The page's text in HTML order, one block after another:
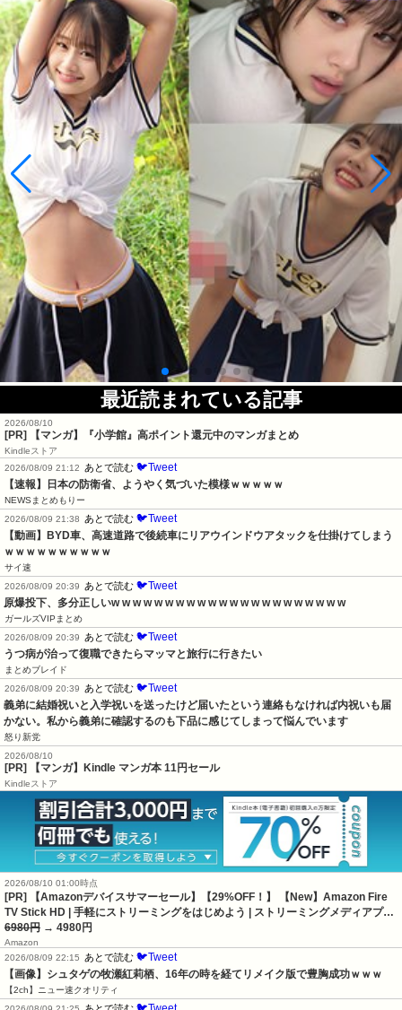
最近読まれている記事
2026/08/10
[PR] 【マンガ】『小学館』高ポイント還元中のマンガまとめ
Kindleストア
2026/08/09 21:12 あとで読む 🐦Tweet
【速報】日本の防衛省、ようやく気づいた模様ｗｗｗｗｗ
NEWSまとめもりー
2026/08/09 21:38 あとで読む 🐦Tweet
【動画】BYD車、高速道路で後続車にリアウインドウアタックを仕掛けてしまう
ｗｗｗｗｗｗｗｗｗｗ
サイ速
2026/08/09 20:39 あとで読む 🐦Tweet
原爆投下、多分正しいw w w w w w w w w w w w w w w w w w w w w w
ガールズVIPまとめ
2026/08/09 20:39 あとで読む 🐦Tweet
うつ病が治って復職できたらマッマと旅行に行きたい
まとめブレイド
2026/08/09 20:39 あとで読む 🐦Tweet
義弟に結婚祝いと入学祝いを送ったけど届いたという連絡もなければ内祝いも届
かない。私から義弟に確認するのも下品に感じてしまって悩んでいます
怒り新党
2026/08/10
[PR] 【マンガ】Kindle マンガ本 11円セール
Kindleストア
2026/08/10 01:00時点
[PR] 【Amazonデバイスサマーセール】【29%OFF！】 【New】Amazon Fire
TV Stick HD | 手軽にストリーミングをはじめよう | ストリーミングメディアプ…
6980円 → 4980円
Amazon
2026/08/09 22:15
あとで読む 🐦Tweet
【画像】シュタゲの牧瀬紅莉栖、16年の時を経てリメイク版で豊胸成功ｗｗｗ
【2ch】ニュー速クオリティ